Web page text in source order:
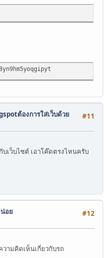
#11
ต้องการใส่เว็บด้วย
เว็บไซต์ เอาโค๊ดตรงไหนครับ
#12
อย
ามคิดเห็นเกี่ยวกับรถ